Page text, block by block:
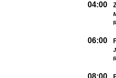
04:00
06:00
08:00